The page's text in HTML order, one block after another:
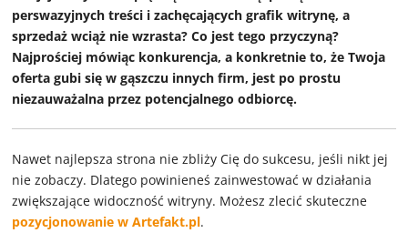
perswazyjnych treści i zachęcających grafik witrynę, a
sprzedaż wciąż nie wzrasta? Co jest tego przyczyną?
Najprościej mówiąc konkurencja, a konkretnie to, że Twoja
oferta gubi się w gąszczu innych firm, jest po prostu
niezauważalna przez potencjalnego odbiorcę.
Nawet najlepsza strona nie zbliży Cię do sukcesu, jeśli nikt jej
nie zobaczy. Dlatego powinieneś zainwestować w działania
zwiększające widoczność witryny. Możesz zlecić skuteczne
pozycjonowanie w Artefakt.pl.